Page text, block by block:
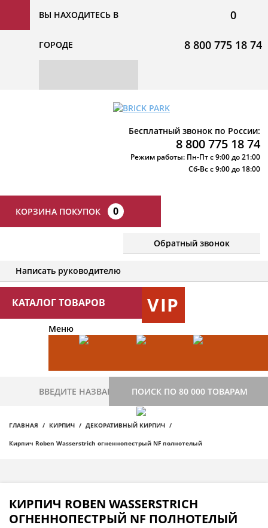
ВЫ НАХОДИТЕСЬ В
ГОРОДЕ
0
8 800 775 18 74
Бесплатный звонок по России:
8 800 775 18 74
Режим работы: Пн-Пт с 9:00 до 21:00
Сб-Вс с 9:00 до 18:00
КОРЗИНА ПОКУПОК 0
Обратный звонок
Написать руководителю
КАТАЛОГ ТОВАРОВ VIP
Меню
ПОИСК ПО 80 000 ТОВАРАМ
ГЛАВНАЯ КИРПИЧ ДЕКОРАТИВНЫЙ КИРПИЧ
Кирпич Roben Wasserstrich огненнопестрый NF полнотелый
КИРПИЧ ROBEN WASSERSTRICH
ОГНЕННОПЕСТРЫЙ NF ПОЛНОТЕЛЫЙ